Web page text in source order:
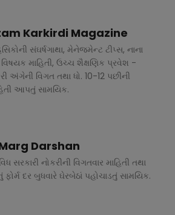
Karkirdi Magazine
સંઘર્ષગાથા, મેનેજમેન્ટ ટીપ્સ, નાના
વિષયક માહિતી, ઉચ્ચ શૈક્ષણિક પ્રવેશ -
અંગેની વિગત તથા ધો. 10-12 પછીની
આપતું સામયિક.
Darshan
સરકારી નોકરીની વિગતવાર માહિતી તથા
દર બુધવારે ઘેરબેઠાં પહોચાડતું સામયિક.